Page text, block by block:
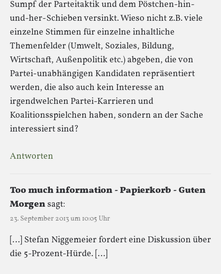
Sumpf der Parteitaktik und dem Pöstchen-hin-
und-her-Schieben versinkt. Wieso nicht z.B. viele
einzelne Stimmen für einzelne inhaltliche
Themenfelder (Umwelt, Soziales, Bildung,
Wirtschaft, Außenpolitik etc.) abgeben, die von
Partei-unabhängigen Kandidaten repräsentiert
werden, die also auch kein Interesse an
irgendwelchen Partei-Karrieren und
Koalitionsspielchen haben, sondern an der Sache
interessiert sind?
Antworten
Too much information - Papierkorb - Guten
Morgensagt:
23. September 2013 um 10:05 Uhr
[…] Stefan Niggemeier fordert eine Diskussion über
die 5-Prozent-Hürde. […]